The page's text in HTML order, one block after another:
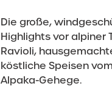
Die große,
Highlights vor alpiner
Ravioli,
köstliche Speisen
Alpaka-Gehege.